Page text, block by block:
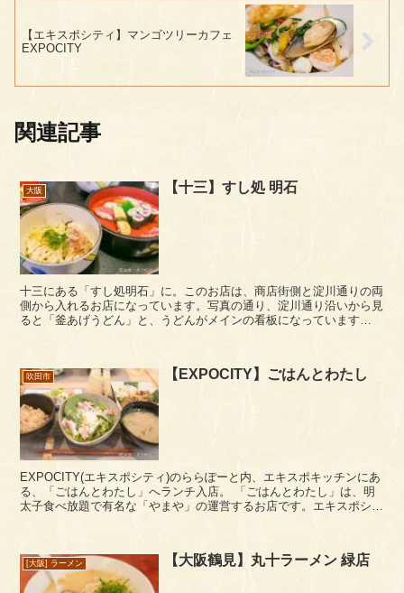
【エキスポシティ】マンゴツリーカフェ
EXPOCITY
関連記事
大阪 【十三】すし処 明石
十三にある「すし処明石」に。このお店は、商店街側と淀川通りの両
側から入れるお店になっています。写真の通り、淀川通り沿いから見
ると「釜あげうどん」と、うどんがメインの看板になっています
吹田市 【EXPOCITY】ごはんとわたし
EXPOCITY(エキスポシティ)のららぽーと内、エキスポキッチンにあ
る、「ごはんとわたし」へランチ入店。 「ごはんとわたし」は、明
太子食べ放題で有名な「やまや」の運営するお店です。エキスポシテ
[大阪] ラーメン 【大阪鶴見】丸十ラーメン 緑店